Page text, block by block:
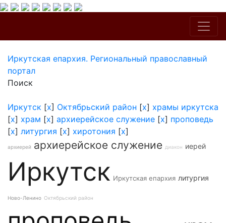
Иркутская епархия. Региональный православный
портал
Поиск
Иркутск [x] Октябрьский район [x] храмы иркутска
[x] храм [x] архиерейское служение [x] проповедь
[x] литургия [x] хиротония [x]
архиерей архиерейское служение диакон иерей
Иркутск Иркутская епархия литургия
Ново-Ленино Октябрьский район